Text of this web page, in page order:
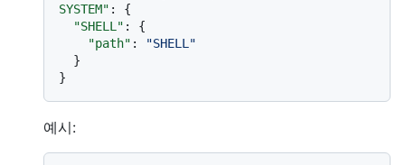
SYSTEM" :
{
"SHELL" :
{
"path" :
"SHELL"
}
}
예시: